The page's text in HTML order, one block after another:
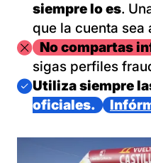
siempre lo es.
que la cuenta sea
ImagenNo compartas
sigas perfiles
Imagen
Utiliza siempre
oficiales.